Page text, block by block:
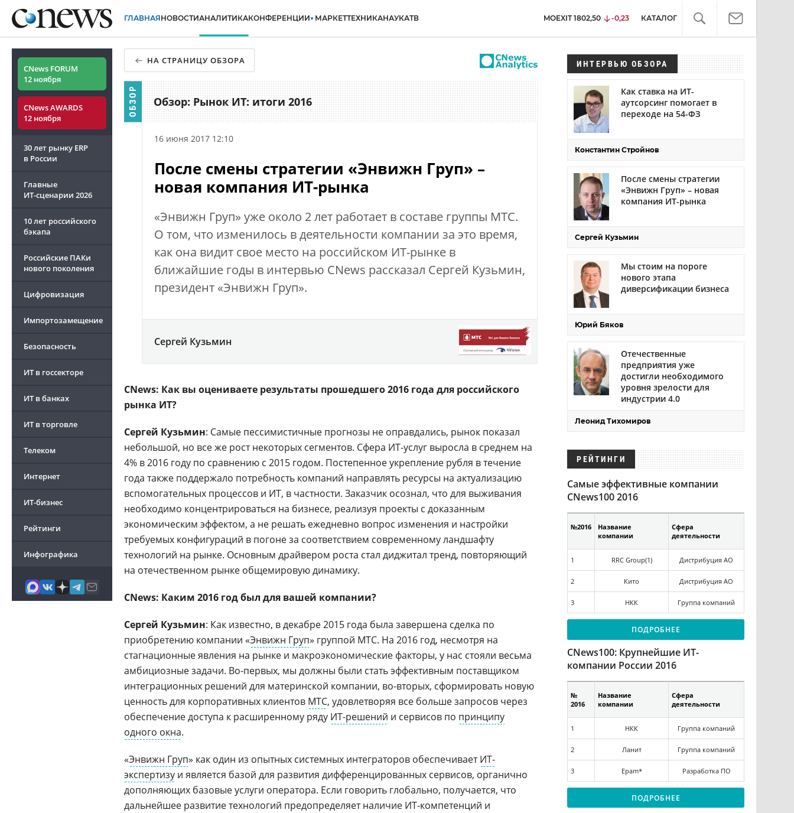
ГЛАВНАЯНОВОСТИАНАЛИТИКАКОНФЕРЕНЦИИ МАРКЕТТЕХНИКАНАУКАТВ MOEXIT 1802,50 -0,23 КАТАЛОГ
CNews FORUM
12 ноября
CNews AWARDS
12 ноября
30 лет рынку ERP
в России
Главные
ИТ-сценарии 2026
10 лет российского
бэкапа
Российские ПАКи
нового поколения
Цифровизация
Импортозамещение
Безопасность
ИТ в госсекторе
ИТ в банках
ИТ в торговле
Телеком
Интернет
ИТ-бизнес
Рейтинги
Инфографика
НА СТРАНИЦУ ОБЗОРА
Обзор: Рынок ИТ: итоги 2016
16 июня 2017 12:10
После смены стратегии «Энвижн Груп» –
новая компания ИТ-рынка
«Энвижн Груп» уже около 2 лет работает в составе группы МТС.
О том, что изменилось в деятельности компании за это время,
как она видит свое место на российском ИТ-рынке в
ближайшие годы в интервью CNews рассказал Сергей Кузьмин,
президент «Энвижн Груп».
Сергей Кузьмин
CNews: Как вы оцениваете результаты прошедшего 2016 года для российского
рынка ИТ?
Сергей Кузьмин: Самые пессимистичные прогнозы не оправдались, рынок показал
небольшой, но все же рост некоторых сегментов. Сфера ИТ-услуг выросла в среднем на
4% в 2016 году по сравнению с 2015 годом. Постепенное укрепление рубля в течение
года также поддержало потребность компаний направлять ресурсы на актуализацию
вспомогательных процессов и ИТ, в частности. Заказчик осознал, что для выживания
необходимо концентрироваться на бизнесе, реализуя проекты с доказанным
экономическим эффектом, а не решать ежедневно вопрос изменения и настройки
требуемых конфигураций в погоне за соответствием современному ландшафту
технологий на рынке. Основным драйвером роста стал диджитал тренд, повторяющий
на отечественном рынке общемировую динамику.
CNews: Каким 2016 год был для вашей компании?
Сергей Кузьмин: Как известно, в декабре 2015 года была завершена сделка по
приобретению компании «Энвижн Груп» группой МТС. На 2016 год, несмотря на
стагнационные явления на рынке и макроэкономические факторы, у нас стояли весьма
амбициозные задачи. Во-первых, мы должны были стать эффективным поставщиком
интеграционных решений для материнской компании, во-вторых, сформировать новую
ценность для корпоративных клиентов МТС, удовлетворяя все больше запросов через
обеспечение доступа к расширенному ряду ИТ-решений и сервисов по принципу
одного окна.
«Энвижн Груп» как один из опытных системных интеграторов обеспечиваетИТ-
экспертизу и является базой для развития дифференцированных сервисов, органично
дополняющих базовые услуги оператора. Если говорить глобально, получается, что
дальнейшее развитие технологий предопределяет наличие ИТ-компетенций и
ИНТЕРВЬЮ ОБЗОРА
Как ставка на ИТ-
аутсорсинг помогает в
переходе на 54-ФЗ
Константин Стройнов
После смены стратегии
«Энвижн Груп» – новая
компания ИТ-рынка
Сергей Кузьмин
Мы стоим на пороге
нового этапа
диверсификации бизнеса
Юрий Бяков
Отечественные
предприятия уже
достигли необходимого
уровня зрелости для
индустрии 4.0
Леонид Тихомиров
РЕЙТИНГИ
Самые эффективные компании
CNews100 2016
№2016
Название
компании
Сфера
деятельности
1 RRC Group(1) Дистрибуция АО
2 Кито Дистрибуция АО
3 НКК Группа компаний
ПОДРОБНЕЕ
CNews100: Крупнейшие ИТ-
компании России 2016
№
2016
Название
компании
Сфера
деятельности
1 НКК Группа компаний
2 Ланит Группа компаний
3 Epam* Разработка ПО
ПОДРОБНЕЕ